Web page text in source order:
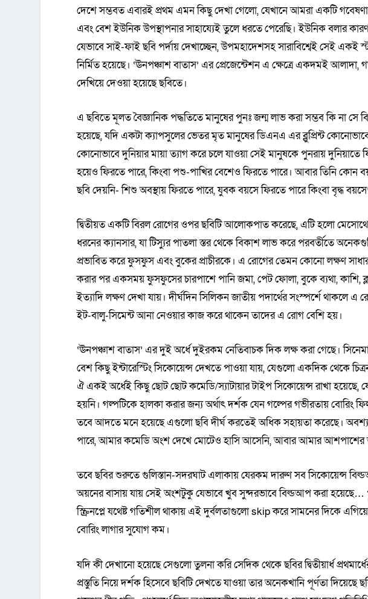
দেশে সম্ভবত এবারই প্রথম এমন কিছু দেখা গেলো, যেখানে আমরা একটি
এবং বেশ ইউনিক উপস্থাপনার সাহায্যেই তুলে ধরতে পেরেছি। ইউনিক বলার
যেভাবে সাই-ফাই ছবি পর্দায় দেখাচ্ছেন, উপমহাদেশসহ সারাবিশ্বেই সেই একই
নির্মিত হয়েছে। ‘ঊনপঞ্চাশ বাতাস’ এর প্রেজেন্টেশন এ ক্ষেত্রে একদমই আলাদা,
দেখিয়ে দেওয়া হয়েছে ছবিতে।
এ ছবিতে মূলত বৈজ্ঞানিক পদ্ধতিতে মানুষের পুনঃ জন্ম লাভ করা সম্ভব কি না
হয়েছে, যদি একটা ক্যাপসুলের ভেতর মৃত মানুষের ডিএনএ এর ব্লুপ্রিন্ট
কোনোভাবে দুনিয়ার মায়া ত্যাগ করে চলে যাওয়া সেই মানুষকে পুনরায় দুনিয়াতে
হয়েও ফিরতে পারে, কিংবা পশু-পাখির বেশেও ফিরতে পারে। আবার তিনি কোন
ছবি দেয়নি- শিশু অবস্থায় ফিরতে পারে, যুবক বয়সে ফিরতে পারে কিংবা বৃদ্ধ
দ্বিতীয়ত একটি বিরল রোগের ওপর ছবিটি আলোকপাত করেছে, এটি হলো
ধরনের ক্যানসার, যা টিস্যুর পাতলা স্তর থেকে বিকাশ লাভ করে পরবর্তীতে
প্রভাবিত করে ফুসফুস এবং বুকের প্রাচীরকে। এ রোগের তেমন কোনো লক্ষণ
করার পর একসময় ফুসফুসের চারপাশে পানি জমা, পেট ফোলা, বুকে ব্যথা, কাশি,
ইত্যাদি লক্ষণ দেখা যায়। দীর্ঘদিন সিলিকন জাতীয় পদার্থের সংস্পর্শে থাকলে
ইট-বালু-সিমেন্ট আনা নেওয়ার কাজ করে থাকেন তাদের এ রোগ বেশি হয়।
‘ঊনপঞ্চাশ বাতাস’ এর দুই অর্ধে দুইরকম নেতিবাচক দিক লক্ষ করা গেছে।
বেশ কিছু ইন্টারেস্টিং সিকোয়েন্স দেখতে পাওয়া যায়, যেগুলো একদিক থেকে
ঐ একই অর্ধেই কিছু ছোট ছোট কমেডি/স্যাটায়ার টাইপ সিকোয়েন্স রাখা
হয়নি। গল্পটিকে হালকা করার জন্য অর্থাৎ দর্শক যেন গল্পের গভীরতায় বোরিং
তবে আদতে মনে হয়েছে এগুলো ছবি দীর্ঘ করতেই অধিক সহায়তা করেছে।
পারে, আমার কমেডি অংশ দেখে মোটেও হাসি আসেনি, আবার আমার আশপাশের
তবে ছবির শুরুতে গুলিস্তান-সদরঘাট এলাকায় যেরকম দারুণ সব সিকোয়েন্স
অয়নের বাসায় যায় সেই অংশটুকু যেভাবে খুব সুন্দরভাবে বিল্ডআপ করা হয়েছে…
স্ক্রিনপ্লে যথেষ্ট গতিশীল থাকায় এই দুর্বলতাগুলো skip করে সামনের দিকে এগিয়ে
বোরিং লাগার সুযোগ কম।
যদি কী দেখানো হয়েছে সেগুলো তুলনা করি সেদিক থেকে ছবির দ্বিতীয়ার্ধ
প্রস্তুতি নিয়ে দর্শক হিসেবে ছবিটি দেখতে যাওয়া তার অনেকখানি পূর্ণতা দিয়েছে